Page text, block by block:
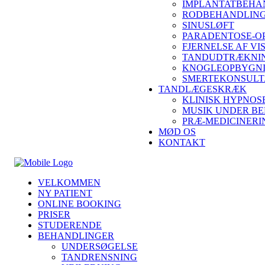
SINUSLØFT
PARADENTOSE-
FJERNELSE AF
TANDLÆGESKRÆK
KLINISK
MUSIK UNDER
PRÆ-
MØD OS
KONTAKT
VELKOMMEN
NY PATIENT
ONLINE BOOKING
PRISER
STUDERENDE
BEHANDLINGER
UNDERSØGELSE
TANDRENSNING